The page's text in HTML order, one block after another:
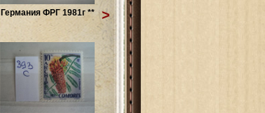
Германия ФРГ 1981г ** >